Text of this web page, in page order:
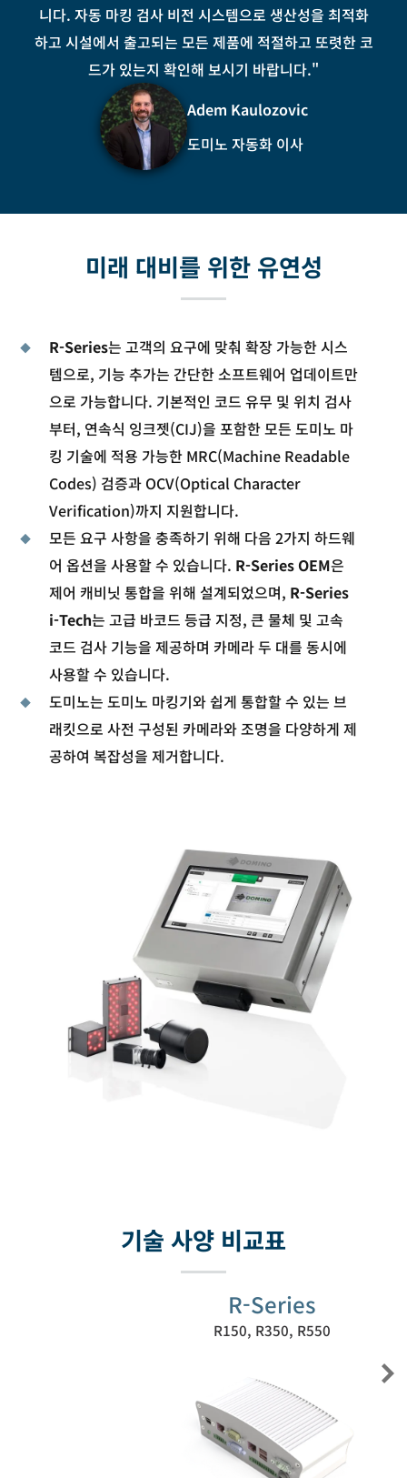
니다. 자동 마킹 검사 비전 시스템으로 생산성을 최적화
하고 시설에서 출고되는 모든 제품에 적절하고 또렷한 코
드가 있는지 확인해 보시기 바랍니다."
Adem Kaulozovic
도미노 자동화 이사
미래 대비를 위한 유연성
R-Series는 고객의 요구에 맞춰 확장 가능한 시스
템으로, 기능 추가는 간단한 소프트웨어 업데이트만
으로 가능합니다. 기본적인 코드 유무 및 위치 검사
부터, 연속식 잉크젯(CIJ)을 포함한 모든 도미노 마
킹 기술에 적용 가능한 MRC(Machine Readable
Codes) 검증과 OCV(Optical Character
Verification)까지 지원합니다.
모든 요구 사항을 충족하기 위해 다음 2가지 하드웨
어 옵션을 사용할 수 있습니다. R-Series OEM은
제어 캐비닛 통합을 위해 설계되었으며, R-Series
i-Tech는 고급 바코드 등급 지정, 큰 물체 및 고속
코드 검사 기능을 제공하며 카메라 두 대를 동시에
사용할 수 있습니다.
도미노는 도미노 마킹기와 쉽게 통합할 수 있는 브
래킷으로 사전 구성된 카메라와 조명을 다양하게 제
공하여 복잡성을 제거합니다.
기술 사양 비교표
R-Series
R150, R350, R550